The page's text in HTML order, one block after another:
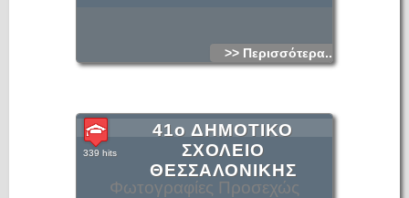
>> Περισσότερα...
Φωτογραφίες Προσεχώς
41ο ΔΗΜΟΤΙΚΟ
ΣΧΟΛΕΙΟ
ΘΕΣΣΑΛΟΝΙΚΗΣ
339 hits